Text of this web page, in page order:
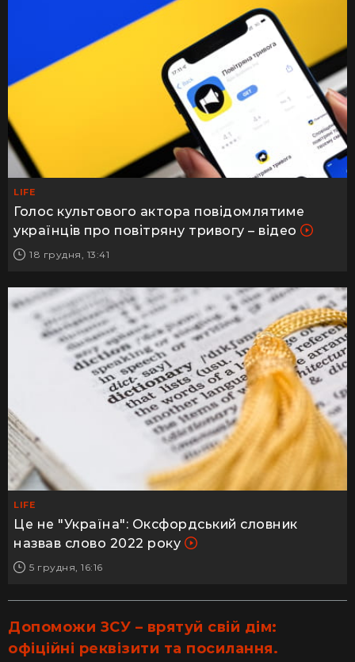
LIFE
Голос культового актора повідомлятиме
українців про повітряну тривогу – відео
18 грудня, 13:41
LIFE
Це не "Україна": Оксфордський словник
назвав слово 2022 року
5 грудня, 16:16
Допоможи ЗСУ – врятуй свій дім:
офіційні реквізити та посилання.